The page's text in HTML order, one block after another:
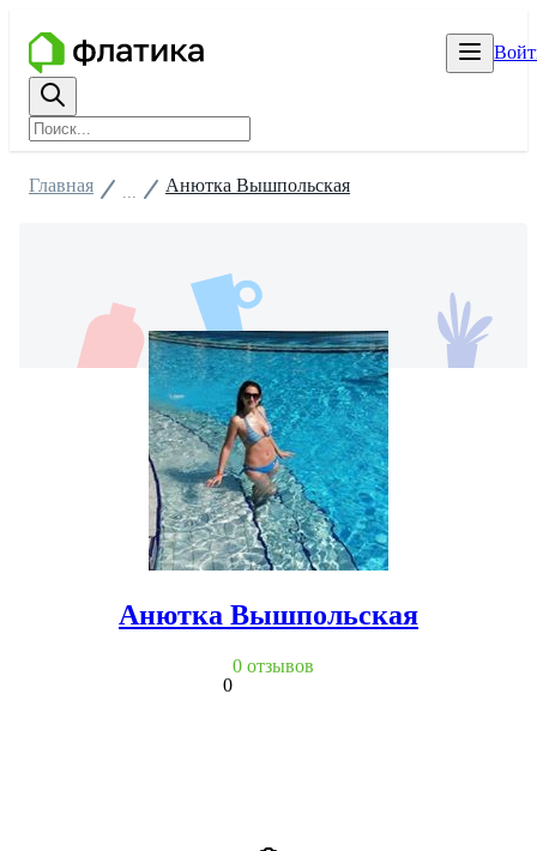
Главная Анютка Вышпольская
Анютка Вышпольская
0
0 отзывов